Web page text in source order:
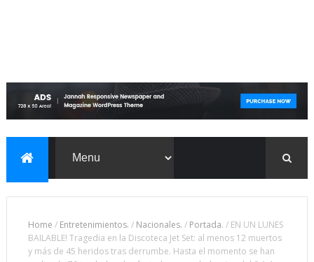
Home / Entretenimientos. / Nacionales. / Portada. / EN UN LUNES
BAILABLE! Tragedia en la Discoteca Jet Set: al menos 12 muertos
y más de 45 heridos tras derrumbe. Hasta el momento se han